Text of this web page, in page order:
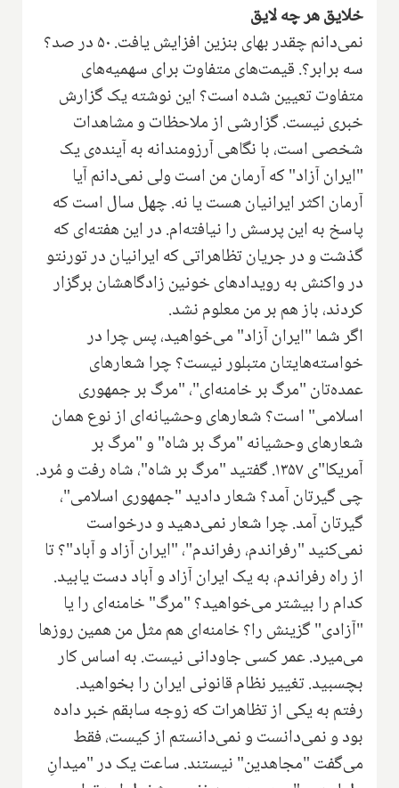
خلایق هر چه لایق
‌نمی‌دانم چقدر بهای بنزین افزایش یافت. ۵۰ در صد؟
سه برابر؟. قیمت‌های متفاوت برای سهمیه‌های
متفاوت تعیین شده است؟ این نوشته یک گزارش
خبری نیست. گزارشی از ملاحظات و مشاهدات
شخصی است، با نگاهی آرزومندانه به آینده‌ی یک
"ایران آزاد" که آرمان من است ولی نمی‌دانم آیا
آرمان اکثر ایرانیان هست یا نه. چهل سال است که
پاسخ به این پرسش را نیافته‌ام. در این هفته‌ای که
گذشت و در جریان تظاهراتی که ایرانیان در تورنتو
در واکنش به رویدادهای خونین زادگاهشان برگزار
کردند، باز هم بر من معلوم نشد.
اگر شما "ایران آزاد" می‌خواهید، پس چرا در
خواسته‌هایتان متبلور نیست؟ چرا شعارهای
عمده‌تان "مرگ بر خامنه‌ای"، "مرگ بر جمهوری
اسلامی" است؟ شعارهای وحشیانه‌ای از نوع همان
شعارهای وحشیانه "مرگ بر شاه" و "مرگ بر
آمریکا"ی ۱۳۵۷. گفتید "مرگ بر شاه"، شاه رفت و مُرد.
چی گیرتان آمد؟ شعار دادید "جمهوری اسلامی"،
گیرتان آمد. چرا شعار نمی‌دهید و درخواست
نمی‌کنید "رفراندم، رفراندم"، "ایران آزاد و آباد"؟‌ تا
از راه رفراندم، به یک ایران آزاد و آباد دست یابید.
کدام را بیشتر می‌خواهید؟ "مرگ" خامنه‌ای را یا
"آزادی" گزینش را؟‌ خامنه‌ای هم مثل من همین روزها
می‌میرد. عمر کسی جاودانی نیست. به اساس کار
بچسبید. تغییر نظام قانونی ایران را بخواهید.
رفتم به یکی از تظاهرات که زوجه سابقم خبر داده
بود و نمی‌دانست و نمی‌دانستم از کیست، فقط
می‌گفت "مجاهدین" نیستند. ساعت یک در "میدانِ